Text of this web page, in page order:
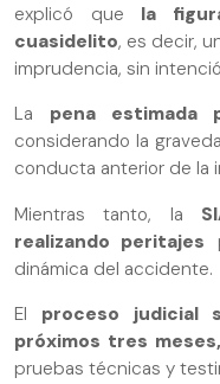
explicó que la
cuasidelito, es decir,
imprudencia, sin
La pena estimada
considerando la
conducta anterior de la
Mientras tanto, la
realizando peritajes
dinámica del accidente.
El proceso judicial
próximos tres meses,
pruebas técnicas y